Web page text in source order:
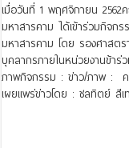
เมื่อวันที่ 1 พฤศจิกายน
มหาสารคาม ได้เข้าร่วมกิจ
มหาสารคาม โดย รองศาส
บุคลากรภายในหน่วยงานข้า
ภาพกิจกรรม : ข่าว/ภาพ : ค
เผยแพร่ข่าวโดย : ชลทิตย์